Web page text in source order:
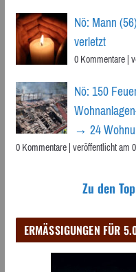
Nö: Mann
verletzt
0 Kommentare|
Nö: 150
→ 24
0 Kommentare|veröffentlicht am
Zu den
ERMÄSSIGUNGEN FÜR